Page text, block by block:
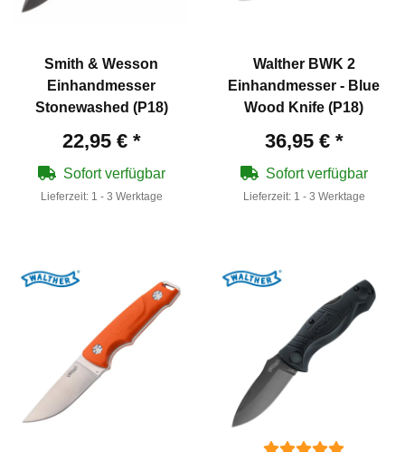
Smith & Wesson
Einhandmesser
Stonewashed (P18)
22,95 € *
Sofort verfügbar
Lieferzeit: 1 - 3 Werktage
Walther BWK 2
Einhandmesser - Blue
Wood Knife (P18)
36,95 € *
Sofort verfügbar
Lieferzeit: 1 - 3 Werktage